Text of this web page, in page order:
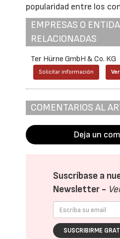
popularidad entre los
EMPRESAS O
RELACIONADAS
Ter Hürne GmbH & Co. KG
Solicitar información
COMENTARIOS AL
Deja un
Suscríbase a
Newsletter -
SUSCRIBIRME